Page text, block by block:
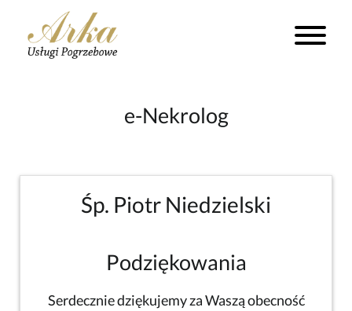
e-Nekrolog
Śp. Piotr Niedzielski
Podziękowania
Serdecznie dziękujemy za Waszą obecność